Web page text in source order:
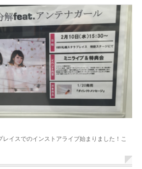
レイスでのインストアライブ始まりました！こ